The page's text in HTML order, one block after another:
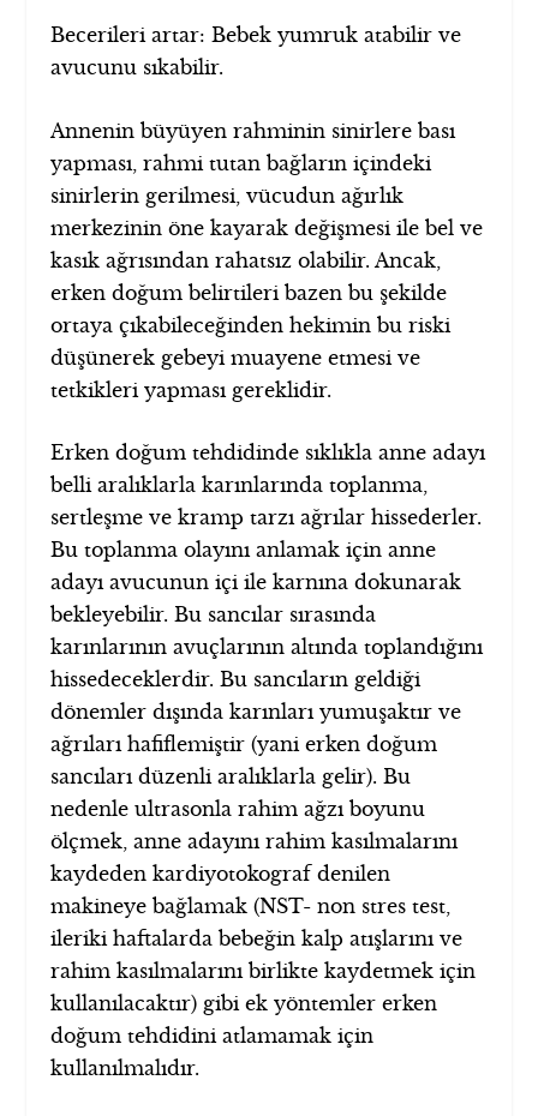
Becerileri artar: Bebek yumruk atabilir ve
avucunu sıkabilir.
Annenin büyüyen rahminin sinirlere bası
yapması, rahmi tutan bağların içindeki
sinirlerin gerilmesi, vücudun ağırlık
merkezinin öne kayarak değişmesi ile bel ve
kasık ağrısından rahatsız olabilir. Ancak,
erken doğum belirtileri bazen bu şekilde
ortaya çıkabileceğinden hekimin bu riski
düşünerek gebeyi muayene etmesi ve
tetkikleri yapması gereklidir.
Erken doğum tehdidinde sıklıkla anne adayı
belli aralıklarla karınlarında toplanma,
sertleşme ve kramp tarzı ağrılar hissederler.
Bu toplanma olayını anlamak için anne
adayı avucunun içi ile karnına dokunarak
bekleyebilir. Bu sancılar sırasında
karınlarının avuçlarının altında toplandığını
hissedeceklerdir. Bu sancıların geldiği
dönemler dışında karınları yumuşaktır ve
ağrıları hafiflemiştir (yani erken doğum
sancıları düzenli aralıklarla gelir). Bu
nedenle ultrasonla rahim ağzı boyunu
ölçmek, anne adayını rahim kasılmalarını
kaydeden kardiyotokograf denilen
makineye bağlamak (NST- non stres test,
ileriki haftalarda bebeğin kalp atışlarını ve
rahim kasılmalarını birlikte kaydetmek için
kullanılacaktır) gibi ek yöntemler erken
doğum tehdidini atlamamak için
kullanılmalıdır.